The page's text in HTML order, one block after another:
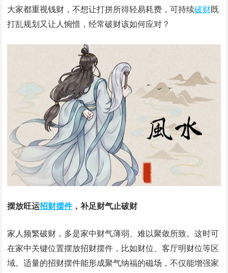
大家都重视钱财，不想让打拼所得轻易耗费，可持续破财既
打乱规划又让人惋惜，经常破财该如何应对？
摆放旺运招财摆件，补足财气止破财
家人频繁破财，多是家中财气薄弱、难以聚敛所致。这时可
在家中关键位置摆放招财摆件，比如财位、客厅明财位等区
域。适量的招财摆件能形成聚气纳福的磁场，不仅能增强家